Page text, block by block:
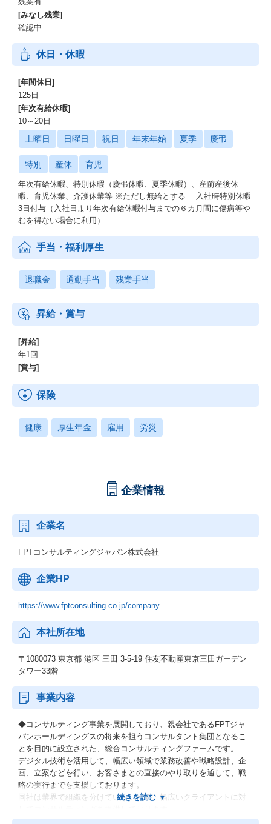
[みなし残業]
確認中
休日・休暇
[年間休日]
125日
[年次有給休暇]
10～20日
土曜日 日曜日 祝日 年末年始 夏季 慶弔
特別 産休 育児
年次有給休暇、特別休暇（慶弔休暇、夏季休暇）、産前産後休
暇、育児休業、介護休業等 ※ただし無給とする 入社時特別休暇
3日付与（入社日より年次有給休暇付与までの６カ月間に傷病等や
むを得ない場合に利用）
手当・福利厚生
退職金 通勤手当 残業手当
昇給・賞与
[昇給]
年1回
[賞与]
保険
健康 厚生年金 雇用 労災
企業情報
企業名
FPTコンサルティングジャパン株式会社
企業HP
https://www.fptconsulting.co.jp/company
本社所在地
〒1080073 東京都 港区 三田 3-5-19 住友不動産東京三田ガーデン
タワー33階
事業内容
◆コンサルティング事業を展開しており、親会社であるFPTジャ
パンホールディングスの将来を担うコンサルタント集団となるこ
とを目的に設立された、総合コンサルティングファームです。
デジタル技術を活用して、幅広い領域で業務改善や戦略設計、企
画、立案などを行い、お客さまとの直接のやり取りを通して、戦
略の実行までを支援しております。
同社は業界で組織を分けていないため、幅広いクライアントに対